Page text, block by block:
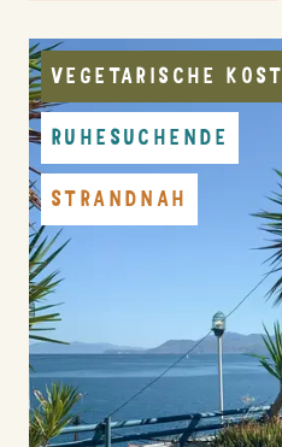
VEGETARISCHE KOST
RUHESUCHENDE
STRANDNAH